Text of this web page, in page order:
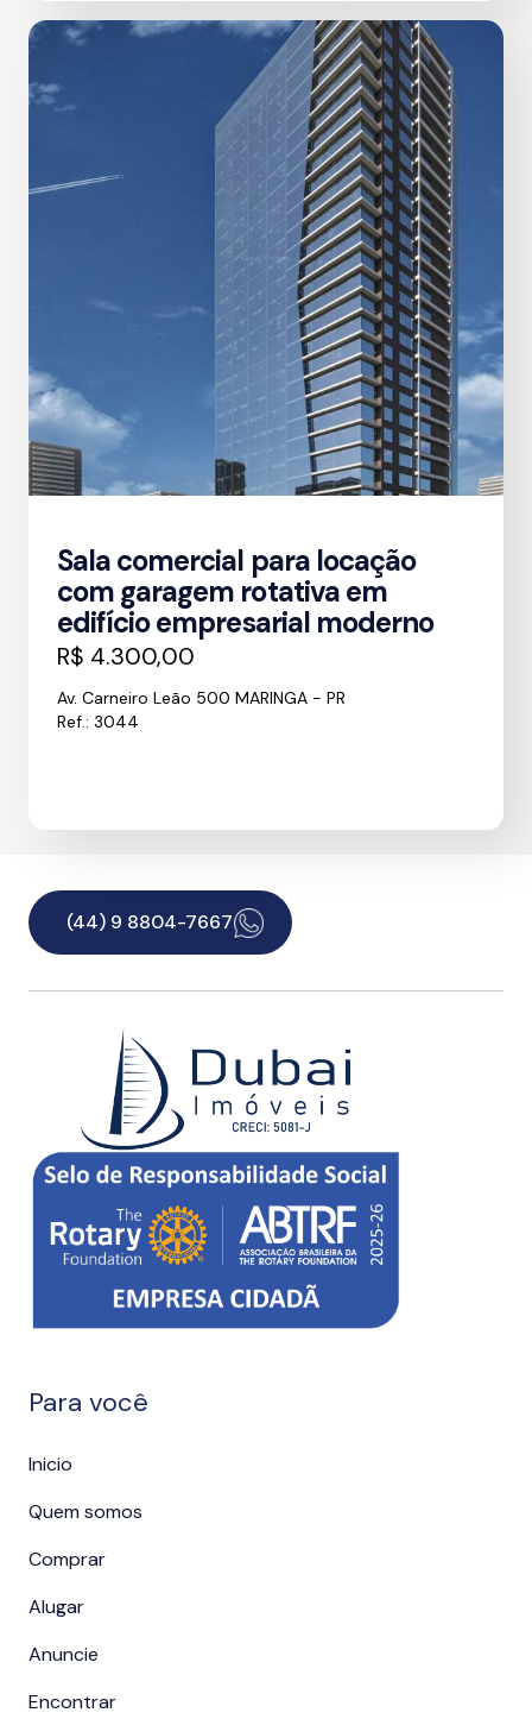
Sala comercial para locação
com garagem rotativa em
edifício empresarial moderno
R$ 4.300,00
Av. Carneiro Leão 500 MARINGA - PR
Ref.: 3044
(44) 9 8804-7667
Para você
Inicio
Quem somos
Comprar
Alugar
Anuncie
Encontrar